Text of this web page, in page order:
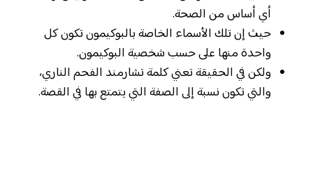
أي أساس من الصحة.
حيث إن تلك الأسماء الخاصة بالبوكيمون تكون كل
واحدة منها على حسب شخصية البوكيمون.
ولكن في الحقيقة تعني كلمة تشارمند الفحم الناري،
والتي تكون نسبة إلى الصفة التي يتمتع بها في القصة.